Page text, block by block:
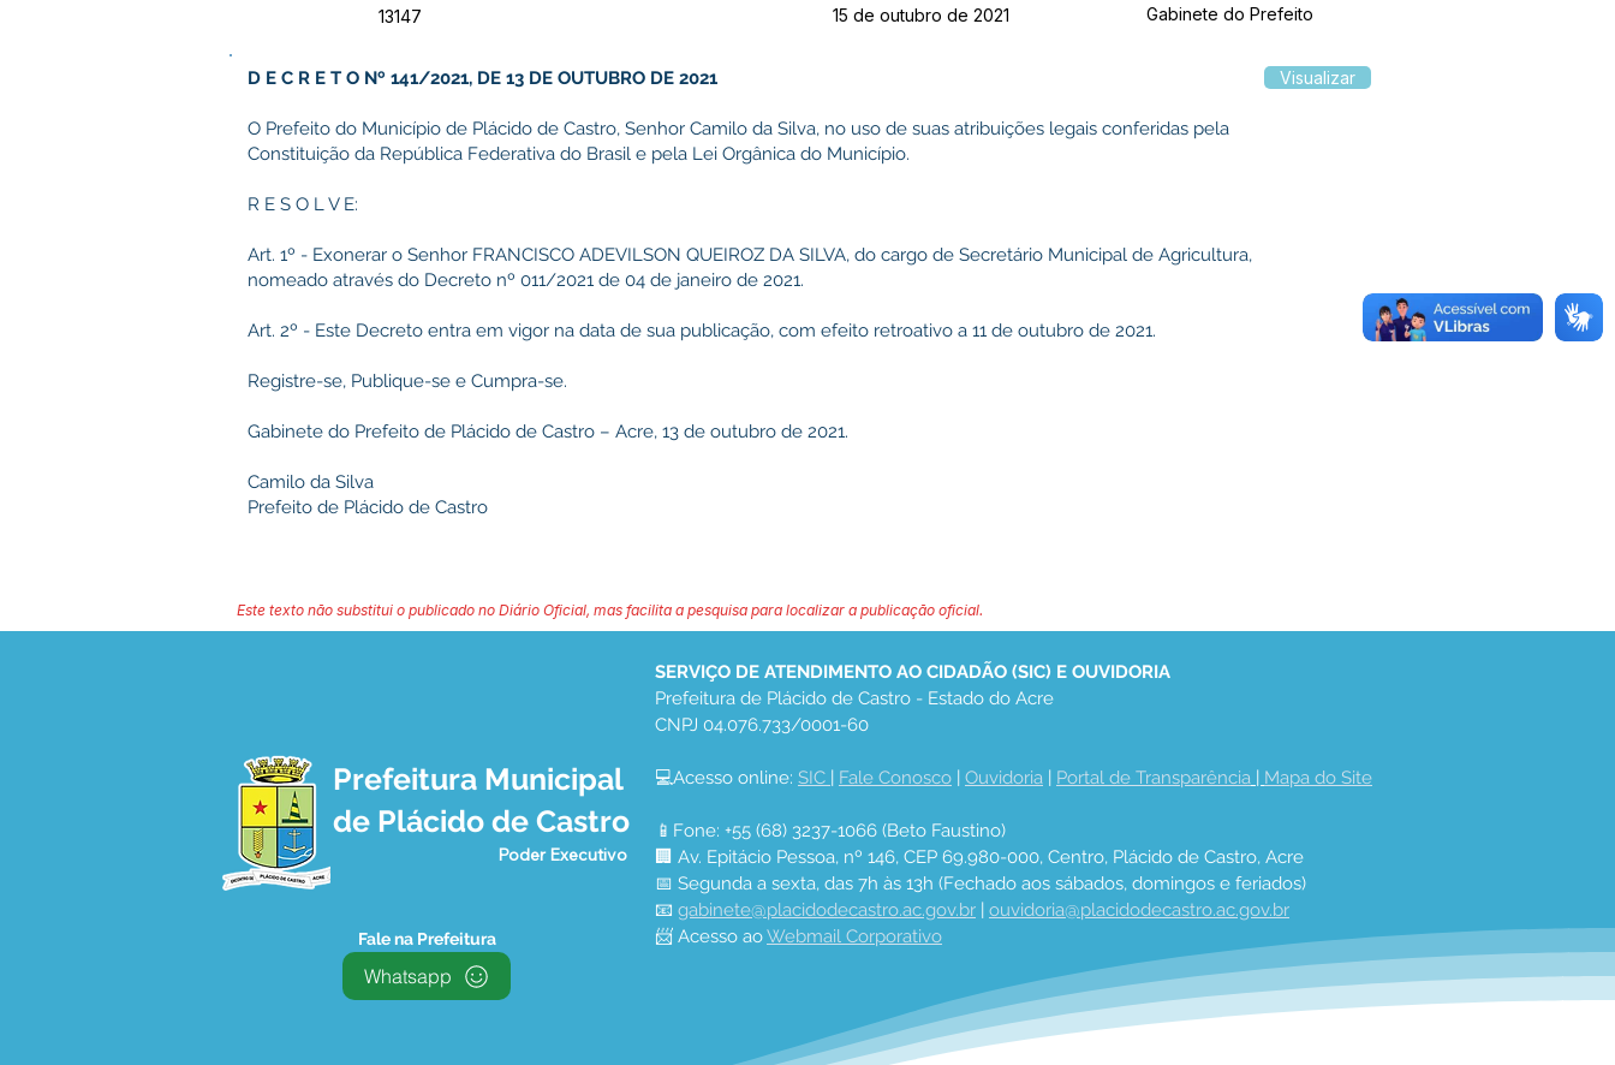
13147
15 de outubro de 2021 Gabinete do Prefeito
D E C R E T O Nº 141/2021, DE 13 DE OUTUBRO DE 2021
O Prefeito do Município de Plácido de Castro, Senhor Camilo da Silva, no uso de suas atribuições legais conferidas pela
Constituição da República Federativa do Brasil e pela Lei Orgânica do Município.
R E S O L V E:
Art. 1º - Exonerar o Senhor FRANCISCO ADEVILSON QUEIROZ DA SILVA, do cargo de Secretário Municipal de Agricultura,
nomeado através do Decreto nº 011/2021 de 04 de janeiro de 2021.
Art. 2º - Este Decreto entra em vigor na data de sua publicação, com efeito retroativo a 11 de outubro de 2021.
Registre-se, Publique-se e Cumpra-se.
Gabinete do Prefeito de Plácido de Castro – Acre, 13 de outubro de 2021.
Camilo da Silva
Prefeito de Plácido de Castro
Visualizar
Este texto não substitui o publicado no Diário Oficial, mas facilita a pesquisa para localizar a publicação oficial.
Prefeitura Municipal
de Plácido de Castro
Poder Executivo
Fale na Prefeitura
Whatsapp
SERVIÇO DE ATENDIMENTO AO CIDADÃO (SIC) E OUVIDORIA
Prefeitura de Plácido de Castro - Estado do Acre
CNPJ 04.076.733/0001-60
💻Acesso online: SIC | Fale Conosco | Ouvidoria | Portal de Transparência | Mapa do Site
📱Fone: +55 (68) 3237-1066 (Beto Faustino)
🏢 Av. Epitácio Pessoa, nº 146, CEP 69.980-000, Centro, Plácido de Castro, Acre
📅 Segunda a sexta, das 7h às 13h (Fechado aos sábados, domingos e feriados)
📧 gabinete@placidodecastro.ac.gov.br | ouvidoria@placidodecastro.ac.gov.br
📨 Acesso ao Webmail Corporativo